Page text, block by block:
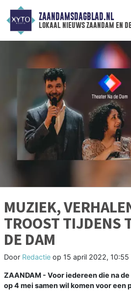
ZAANDAMSDAGBLAD.NL
lokaal nieuws zaandam en
MUZIEK,
TROOST TIJDENS
DE DAM
Door Redactie op 15 april 2022, 10:55
ZAANDAM - Voor iedereen die na
op 4 mei samen wil komen voor een